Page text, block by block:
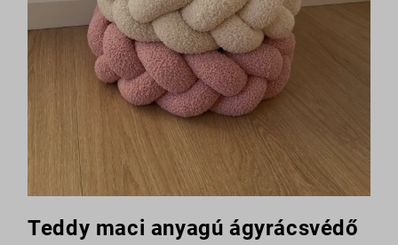
Teddy maci anyagú ágyrácsvédő